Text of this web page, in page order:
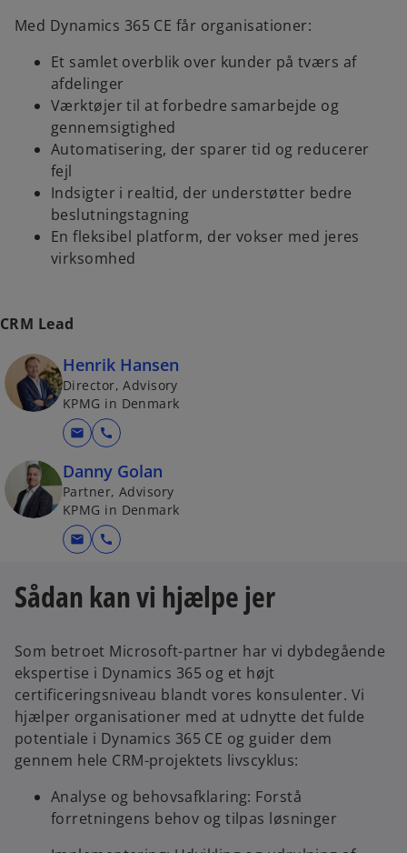
Med Dynamics 365 CE får organisationer:
Et samlet overblik over kunder på tværs af
afdelinger
Værktøjer til at forbedre samarbejde og
gennemsigtighed
Automatisering, der sparer tid og reducerer
fejl
Indsigter i realtid, der understøtter bedre
beslutningstagning
En fleksibel platform, der vokser med jeres
virksomhed
CRM Lead
Henrik Hansen
Director, Advisory
KPMG in Denmark
mail call
Danny Golan
Partner, Advisory
KPMG in Denmark
mail call
Sådan kan vi hjælpe jer
Som betroet Microsoft-partner har vi dybdegående
ekspertise i Dynamics 365 og et højt
certificeringsniveau blandt vores konsulenter. Vi
hjælper organisationer med at udnytte det fulde
potentiale i Dynamics 365 CE og guider dem
gennem hele CRM-projektets livscyklus:
Analyse og behovsafklaring: Forstå
forretningens behov og tilpas løsninger